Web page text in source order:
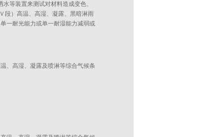
等装置来测试对材料造成变色、
段）高温、高湿、凝露、黑暗淋雨
一耐光能力或单一耐湿能力减弱或
、高湿、凝露及喷淋等综合气候条